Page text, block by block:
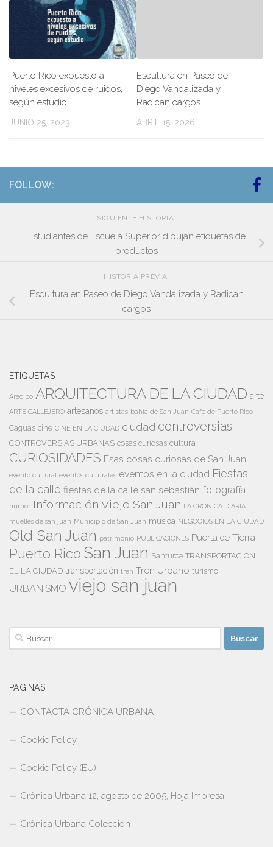
Puerto Rico expuesto a
niveles excesivos de ruidos,
según estudio
JUNIO 25, 2023
Escultura en Paseo de
Diego Vandalizada y
Radican cargos
ABRIL 15, 2026
FOLLOW:
SIGUIENTE HISTORIA
Estudiantes de Escuela Superior dibujan etiquetas de
productos
HISTORIA PREVIA
Escultura en Paseo de Diego Vandalizada y Radican
cargos
ETIQUETAS
Arecibo ARQUITECTURA DE LA CIUDAD arte
ARTE CALLEJERO artesanos artistas bahía de San Juan Café de Puerto Rico
Caguas cine CINE EN LA CIUDAD ciudad controversias
CONTROVERSIAS URBANAS cosas curiosas cultura
CURIOSIDADES Esas cosas curiosas de San Juan
evento cultural eventos culturales eventos en la ciudad Fiestas
de la calle fiestas de la calle san sebastián fotografía
humor Información Viejo San Juan LA CRONICA DIARIA
muelles de san juan Municipio de San Juan musica NEGOCIOS EN LA CIUDAD
Old San Juan patrimonio PUBLICACIONES Puerta de Tierra
Puerto Rico San Juan Santurce TRANSPORTACION
EL LA CIUDAD transportación tren Tren Urbano turismo
URBANISMO viejo san juan
Buscar:
PAGINAS
CONTACTA CRÓNICA URBANA
Cookie Policy
Cookie Policy (EU)
Crónica Urbana 12, agosto de 2005, Hoja Impresa
Crónica Urbana Colección